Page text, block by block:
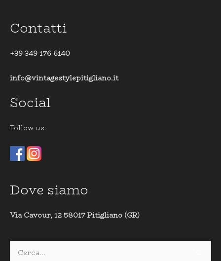
Contatti
+39 349 176 6140
info@vintagestylepitigliano.it
Social
Follow us:
Dove siamo
Via Cavour, 12 58017 Pitigliano (GR)
Cerca: